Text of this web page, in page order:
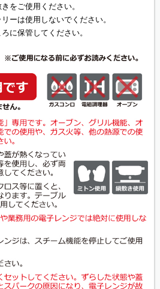
をご使用ください。
ーは使用しないでください。
に保管してください。